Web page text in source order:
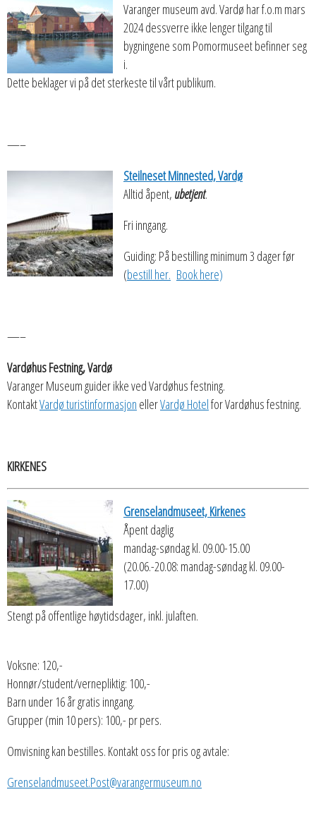
Varanger museum avd. Vardø har f.o.m mars
2024 dessverre ikke lenger tilgang til
bygningene som Pomormuseet befinner seg
i.
Dette beklager vi på det sterkeste til vårt publikum.
—–
Steilneset Minnested, Vardø
Alltid åpent, ubetjent.
Fri inngang.
Guiding: På bestilling minimum 3 dager før
(bestill her. Book here)
—–
Vardøhus Festning, Vardø
Varanger Museum guider ikke ved Vardøhus festning.
KontaktVardø turistinformasjon ellerVardø Hotelfor Vardøhus festning.
KIRKENES
Grenselandmuseet, Kirkenes
Åpent daglig
mandag-søndag kl. 09.00-15.00
(20.06.-20.08: mandag-søndag kl. 09.00-
17.00)
Stengt på offentlige høytidsdager, inkl. julaften.
Voksne: 120,-
Honnør/student/vernepliktig: 100,-
Barn under 16 år gratis inngang.
Grupper (min 10 pers): 100,- pr pers.
Omvisning kan bestilles. Kontakt oss for pris og avtale:
Grenselandmuseet.Post@varangermuseum.no